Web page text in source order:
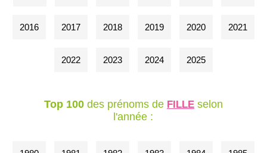
2016 2017 2018 2019 2020 2021
2022 2023 2024 2025
Top 100des prénoms de FILLEselon
l'année :